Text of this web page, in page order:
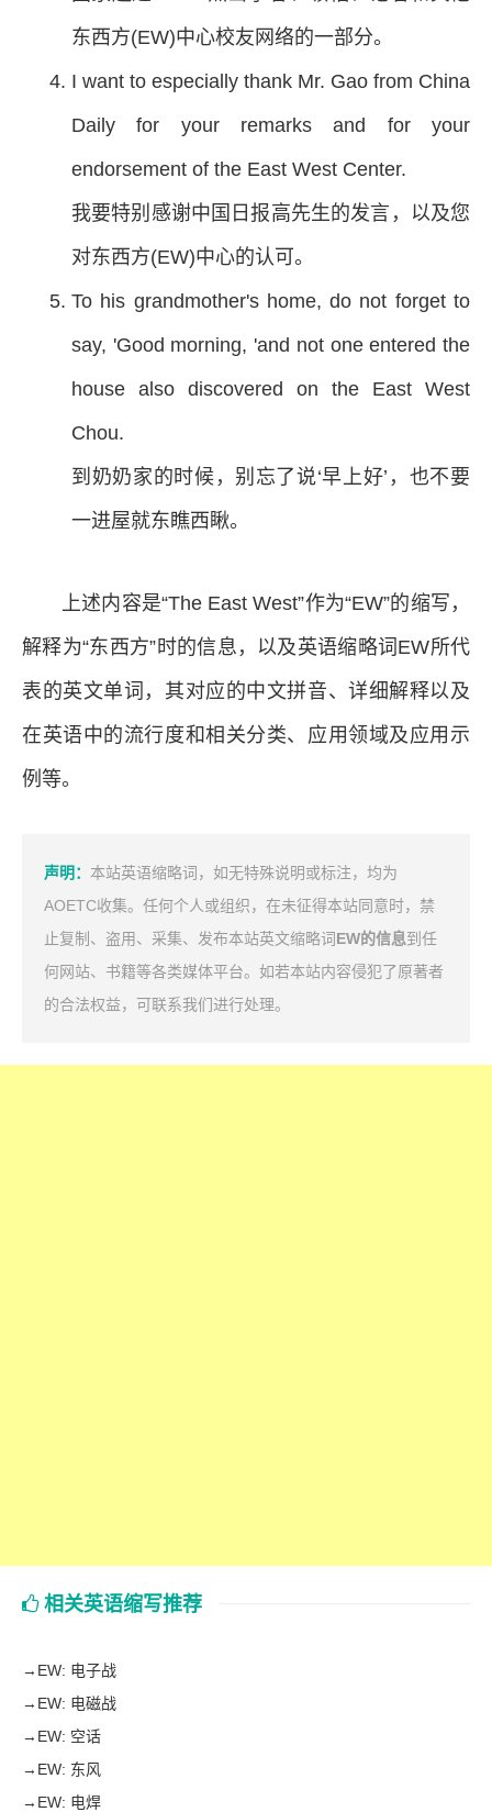
东西方(EW)中心校友网络的一部分。
I want to especially thank Mr. Gao from China
Daily for your remarks and for your
endorsement of the East West Center.
我要特别感谢中国日报高先生的发言，以及您
对东西方(EW)中心的认可。
To his grandmother's home, do not forget to
say, 'Good morning, 'and not one entered the
house also discovered on the East West
Chou.
到奶奶家的时候，别忘了说‘早上好’，也不要
一进屋就东瞧西瞅。
上述内容是“The East West”作为“EW”的缩写，
解释为“东西方”时的信息，以及英语缩略词EW所代
表的英文单词，其对应的中文拼音、详细解释以及
在英语中的流行度和相关分类、应用领域及应用示
例等。
声明： 本站英语缩略词，如无特殊说明或标注，均为
AOETC收集。任何个人或组织，在未征得本站同意时，禁
止复制、盗用、采集、发布本站英文缩略词EW的信息到任
何网站、书籍等各类媒体平台。如若本站内容侵犯了原著者
的合法权益，可联系我们进行处理。
相关英语缩写推荐
→ EW: 电子战
→ EW: 电磁战
→ EW: 空话
→ EW: 东风
→ EW: 电焊